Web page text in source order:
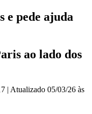
pede ajuda
ao lado dos
| Atualizado 05/03/26 às